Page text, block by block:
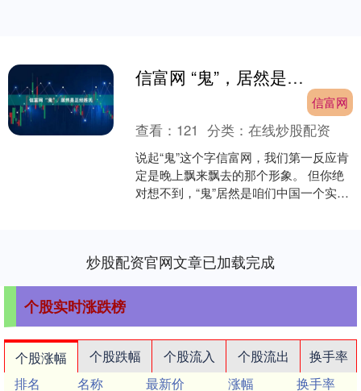
信富网 “鬼”，居然是正经姓氏
信富网
查看： 121 分类：在线炒股配资
说起“鬼”这个字信富网，我们第一反应肯
定是晚上飘来飘去的那个形象。 但你绝
对想不到，“鬼”居然是咱们中国一个实实
炒股配资官网文章已加载完成
个股实时涨跌榜
个股涨幅 个股跌幅 个股流入 个股流出
换手率
排名
名称 最新价 涨幅
换手率